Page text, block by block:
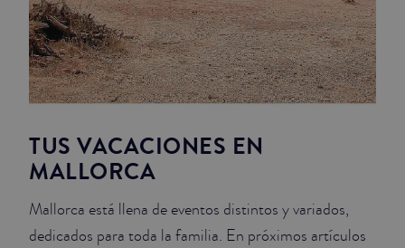
TUS VACACIONES EN
MALLORCA
Mallorca está llena de eventos distintos y variados,
dedicados para toda la familia. En próximos artículos